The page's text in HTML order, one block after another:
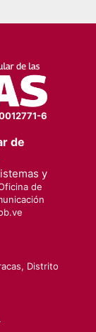
6
de
y
de
Distrito